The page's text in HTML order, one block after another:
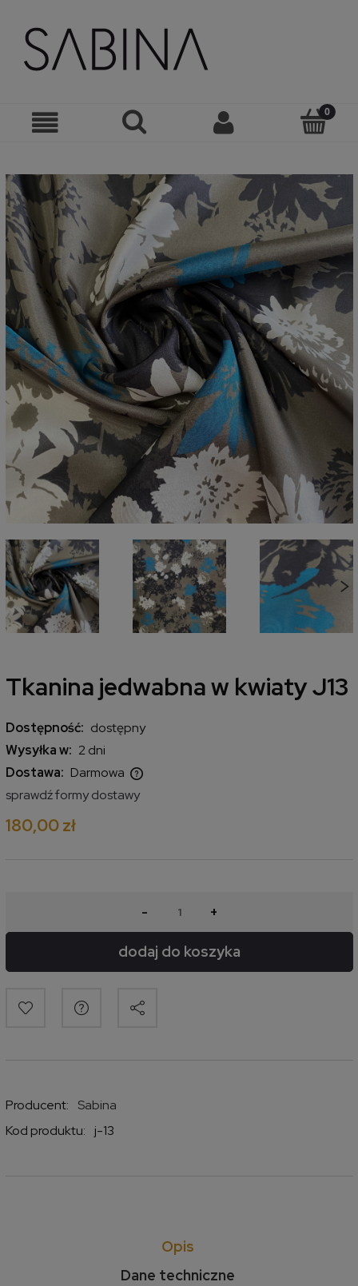
Tkanina jedwabna w kwiaty J13
Dostępność: dostępny
Wysyłka w: 2 dni
Dostawa: Darmowa
Cena nie zawiera ewentualnych kosztów płatności
sprawdź formy dostawy
180,00 zł
- +
dodaj do koszyka
Producent:
Sabina
Kod produktu:
j-13
Opis
Dane techniczne